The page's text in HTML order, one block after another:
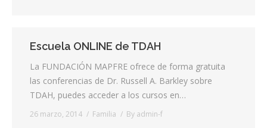
Escuela ONLINE de TDAH
La FUNDACIÓN MAPFRE ofrece de forma gratuita
las conferencias de Dr. Russell A. Barkley sobre
TDAH, puedes acceder a los cursos en…
26 marzo, 2014 Familia By admin-f